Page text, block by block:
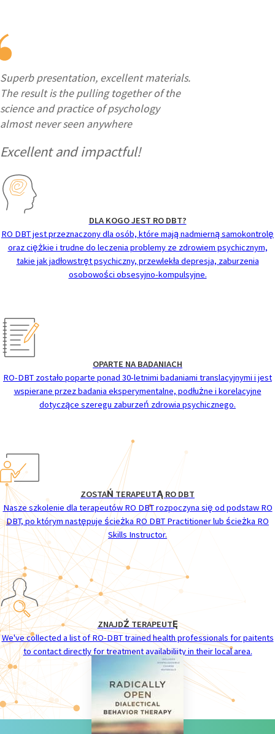
Superb presentation, excellent materials.
The result is the pulling together of the
science and practice of psychology
almost never seen anywhere
Excellent and impactful!
DLA KOGO JEST RO DBT?
RO DBT jest przeznaczony dla osób, które mają nadmierną samokontrolę
oraz ciężkie i trudne do leczenia problemy ze zdrowiem psychicznym,
takie jak jadłowstręt psychiczny, przewlekła depresja, zaburzenia
osobowości obsesyjno-kompulsyjne.
OPARTE NA BADANIACH
RO-DBT zostało poparte ponad 30-letnimi badaniami translacyjnymi i jest
wspierane przez badania eksperymentalne, podłużne i korelacyjne
dotyczące szeregu zaburzeń zdrowia psychicznego.
ZOSTAŃ TERAPEUTĄ RO DBT
Nasze szkolenie dla terapeutów RO DBT rozpoczyna się od podstaw RO
DBT, po którym następuje ścieżka RO DBT Practitioner lub ścieżka RO
Skills Instructor.
ZNAJDŹ TERAPEUTĘ
We've collected a list of RO-DBT trained health professionals for paitents
to contact directly for treatment availabiliity in their local area.